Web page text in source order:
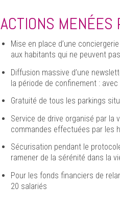
ACTIONS MENÉES
Mise en place d’une
aux habitants qui ne peuvent
Diffusion massive d’une
la période de confinement :
Gratuité de tous les parkings
Service de drive organisé par la
commandes effectuées par les
Sécurisation pendant le
ramener de la sérénité dans la
Pour les fonds financiers de
20 salariés